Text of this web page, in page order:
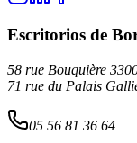
Escritorios de
58 rue Bouquière
71 rue du Palais
05 56 81 36 64